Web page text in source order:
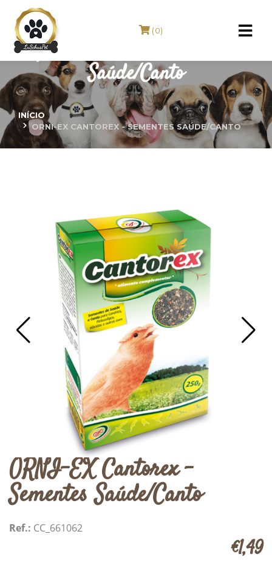
(0)
ORNI-EX Cantorex - Sementes
Saúde/Canto
INÍCIO
ORNI-EX CANTOREX - SEMENTES SAÚDE/CANTO
ORNI-EX Cantorex -
Sementes Saúde/Canto
Ref.: CC_661062
€1,49